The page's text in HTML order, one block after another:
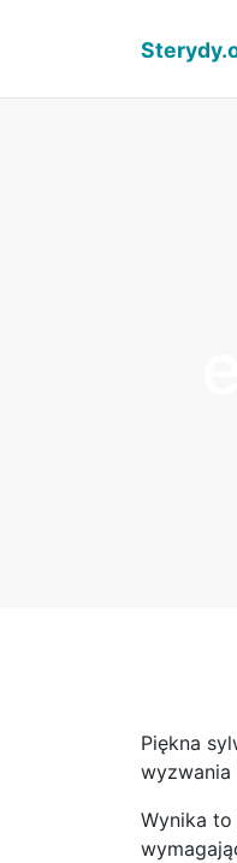
Piękna
wyzwania
Wynika to